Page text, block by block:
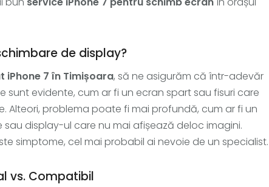
de display?
iPhone 7 în Timișoara, să ne asigurăm că într-adevăr
sunt evidente, cum ar fi un ecran spart sau fisuri care
Alteori, problema poate fi mai profundă, cum ar fi un
display-ul care nu mai afișează deloc imagini.
simptome, cel mai probabil ai nevoie de un specialist.
vs. Compatibil